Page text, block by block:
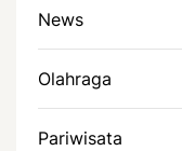
News
Olahraga
Pariwisata